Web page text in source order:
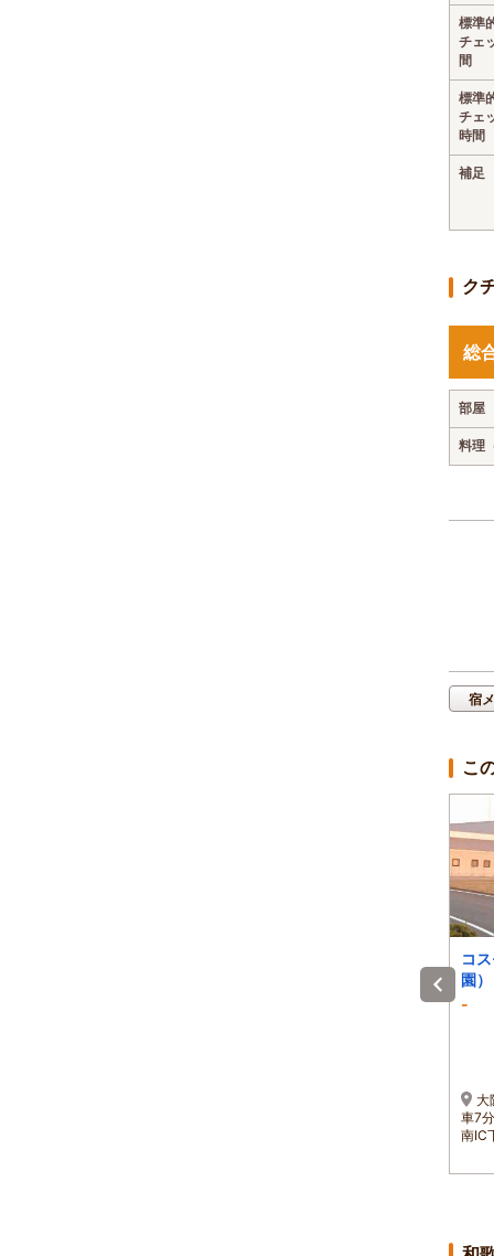
標準
チェ
間
標準
チェ
時間
補足
ク
総
部屋
料理
宿
こ
コ
園）
-
大
車7
南IC